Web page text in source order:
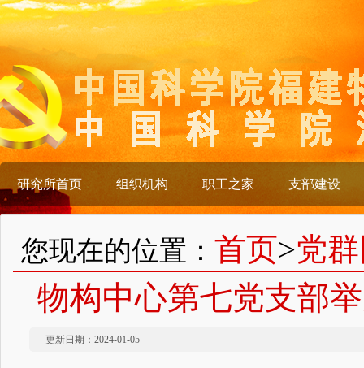
研究所首页 组织机构 职工之家 支部建设
您现在的位置： 首页>党
物构中心第七党支部
更新日期：2024-01-05